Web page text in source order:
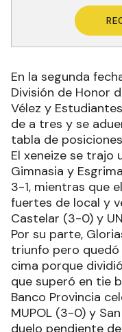
En la segunda
División de Honor
Vélez y
de a tres y se
tabla de
El xeneize se trajo
Gimnasia y
3-1, mientras que
fuertes de local y
Castelar (3-0) y
Por su parte,
triunfo pero
cima porque
que superó en tie
Banco Provincia
MUPOL (3-0) y